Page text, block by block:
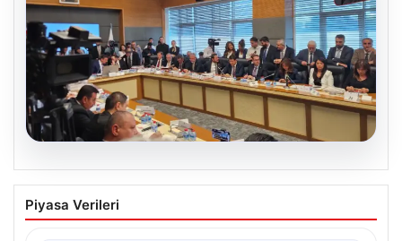
07.08.2026
TBMM Adalet Komisyonu’nda çerçeve
yasa görüşmesi tartışmalarla başladı
Piyasa Verileri